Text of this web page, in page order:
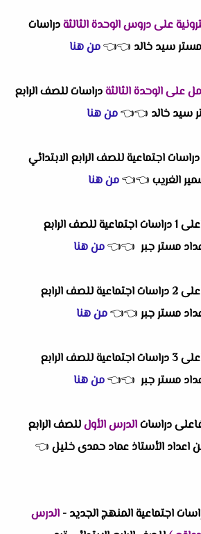
على دروس الوحدة الثالثةدراسات
مستر سيد خالد 👈
👈من هنا
على الوحدة الثالثةدراسات للصف الرابع
سيد خالد 👈
👈من هنا
دراسات اجتماعية للصف الرابع الابتدائي
👈
👈من هنا
اختبار الكترونى تفاعلى 1 دراسات اجتماعية للصف الرابع
مستر جبر 👈
👈من هنا
اختبار الكترونى تفاعلى 2 دراسات اجتماعية للصف الرابع
مستر جبر 👈
👈من هنا
اختبار الكترونى تفاعلى 3 دراسات اجتماعية للصف الرابع
مستر جبر 👈
👈من هنا
دراساتالدرس الأولللصف الرابع
من اعداد الأستاذ عماد حمدى خليل 👈
اجتماعيةالمنهج الجديد - الدرس